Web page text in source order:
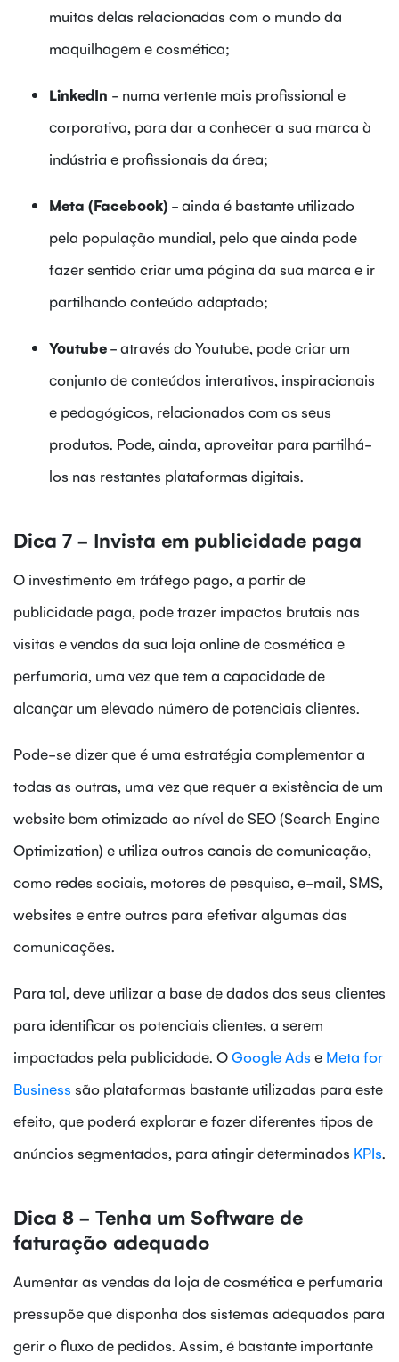
muitas delas relacionadas com o mundo da
maquilhagem e cosmética;
LinkedIn - numa vertente mais profissional e
corporativa, para dar a conhecer a sua marca à
indústria e profissionais da área;
Meta (Facebook) - ainda é bastante utilizado
pela população mundial, pelo que ainda pode
fazer sentido criar uma página da sua marca e ir
partilhando conteúdo adaptado;
Youtube- através do Youtube, pode criar um
conjunto de conteúdos interativos, inspiracionais
e pedagógicos, relacionados com os seus
produtos. Pode, ainda, aproveitar para partilhá-
los nas restantes plataformas digitais.
Dica 7 - Invista em publicidade paga
O investimento em tráfego pago, a partir de
publicidade paga, pode trazer impactos brutais nas
visitas e vendas da sua loja online de cosmética e
perfumaria, uma vez que tem a capacidade de
alcançar um elevado número de potenciais clientes.
Pode-se dizer que é uma estratégia complementar a
todas as outras, uma vez que requer a existência de um
website bem otimizado ao nível de SEO (Search Engine
Optimization) e utiliza outros canais de comunicação,
como redes sociais, motores de pesquisa, e-mail, SMS,
websites e entre outros para efetivar algumas das
comunicações.
Para tal, deve utilizar a base de dados dos seus clientes
para identificar os potenciais clientes, a serem
impactados pela publicidade. OGoogle Ads e Meta for
Business são plataformas bastante utilizadas para este
efeito, que poderá explorar e fazer diferentes tipos de
anúncios segmentados, para atingir determinados KPIs.
Dica 8 - Tenha um Software de
faturação adequado
Aumentar as vendas da loja de cosmética e perfumaria
pressupõe que disponha dos sistemas adequados para
gerir o fluxo de pedidos. Assim, é bastante importante